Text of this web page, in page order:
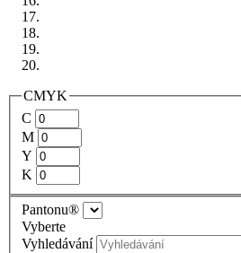
CMYK
C
M
Y
K
Pantonu®
Vyberte
Vyhledávání